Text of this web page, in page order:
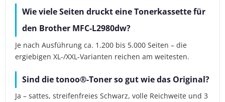
Wie viele Seiten druckt eine Tonerkassette für
den Brother MFC-L2980dw?
Je nach Ausführung ca. 1.200 bis 5.000 Seiten – die
ergiebigen XL-/XXL-Varianten reichen am weitesten.
Sind die tonoo®-Toner so gut wie das Original?
Ja – sattes, streifenfreies Schwarz, volle Reichweite und 3